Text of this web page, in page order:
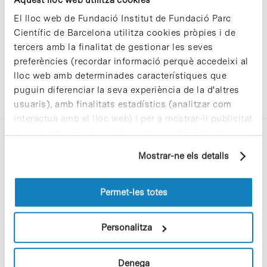
El lloc web de Fundació Institut de Fundació Parc
Científic de Barcelona utilitza cookies pròpies i de
tercers amb la finalitat de gestionar les seves
preferències (recordar informació perquè accedeixi al
lloc web amb determinades característiques que
puguin diferenciar la seva experiència de la d'altres
usuaris), amb finalitats estadístics (analitzar com
interactua amb el lloc web) i per a mostrar-li publicitat
personalitzada sobre la base d'un perfil elaborat a
pàgines visitades). Per a obtenir més informació sobre
les cookies pot consultar laPolítica de cookiesdel
Mostrar-ne els detalls
Permet-les totes
Personalitza
Denega
C/Baldiri Reixac, 4-12 i 15